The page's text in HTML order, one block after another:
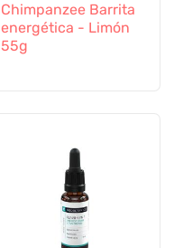
Chimpanzee Barrita
energética - Limón
55g